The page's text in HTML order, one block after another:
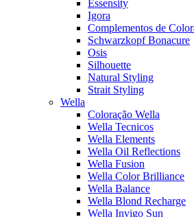
Essensity
Igora
Complementos de
Schwarzkopf Bonacure
Osis
Silhouette
Natural Styling
Strait Styling
Wella
Coloração Wella
Wella Tecnicos
Wella Elements
Wella Oil Reflections
Wella Fusion
Wella Color Brilliance
Wella Balance
Wella Blond Recharge
Wella Invigo Sun